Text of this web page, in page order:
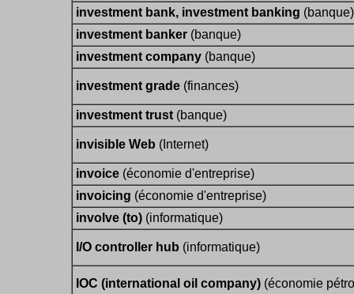
investment bank, investment banking (banque)
investment banker (banque)
investment company (banque)
investment grade (finances)
investment trust (banque)
invisible Web (Internet)
invoice (économie d'entreprise)
invoicing (économie d'entreprise)
involve (to) (informatique)
I/O controller hub (informatique)
IOC (international oil company) (économie